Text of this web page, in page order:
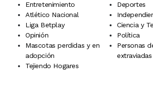
Entretenimiento
Deportes
Atlético Nacional
Liga Betplay
Ciencia y
Opinión
Política
Mascotas perdidas y en
adopción
Personas
extraviadas
Tejiendo Hogares